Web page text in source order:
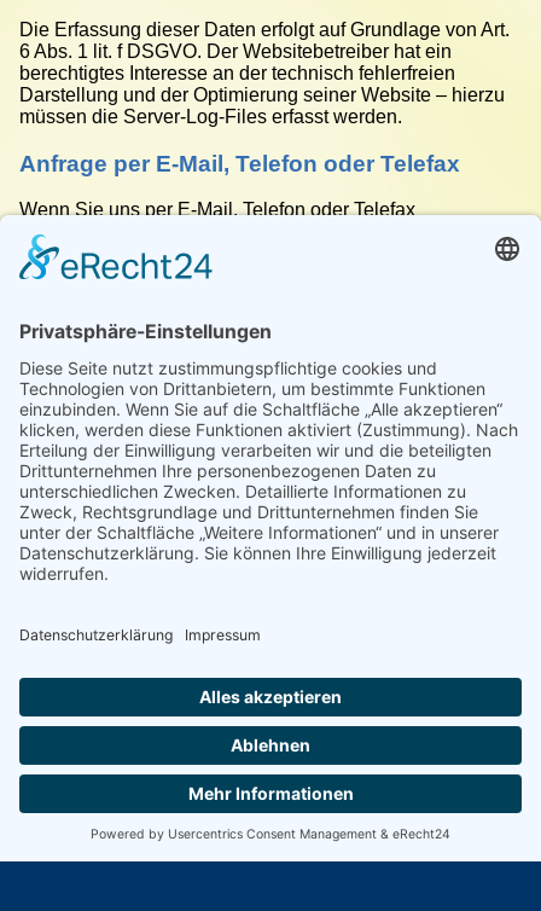
Die Erfassung dieser Daten erfolgt auf Grundlage von Art.
6 Abs. 1 lit. f DSGVO. Der Websitebetreiber hat ein
berechtigtes Interesse an der technisch fehlerfreien
Darstellung und der Optimierung seiner Website – hierzu
müssen die Server-Log-Files erfasst werden.
Anfrage per E-Mail, Telefon oder Telefax
Wenn Sie uns per E-Mail, Telefon oder Telefax
kontaktieren, wird Ihre Anfrage inklusive aller daraus
hervorgehenden personenbezogenen Daten (Name,
Anfrage) zum Zwecke der Bearbeitung Ihres Anliegens bei
Die Verarbeitung dieser Daten erfolgt auf Grundlage von
Art. 6 Abs. 1 lit. b DSGVO, sofern Ihre Anfrage mit der
Erfüllung eines Vertrags zusammenhängt oder zur
Durchführung vorvertraglicher Maßnahmen erforderlich ist.
In allen übrigen Fällen beruht die Verarbeitung auf
unserem berechtigten Interesse an der effektiven
Bearbeitung der an uns gerichteten Anfragen (Art. 6 Abs. 1
lit. f DSGVO) oder auf Ihrer Einwilligung (Art. 6 Abs. 1 lit. a
DSGVO) sofern diese abgefragt wurde; die Einwilligung ist
jederzeit widerrufbar.
auffordern, Ihre Einwilligung zur Speicherung widerrufen
nach abgeschlossener Bearbeitung Ihres Anliegens).
Zwingende gesetzliche Bestimmungen – insbesondere
gesetzliche Aufbewahrungsfristen – bleiben unberührt.
© Patricia Hasse 2008 - 2026
Cookie-Einstellungen